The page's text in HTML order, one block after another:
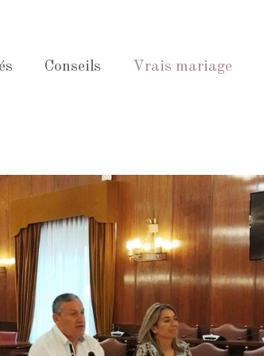
Conseils Vrais mariage